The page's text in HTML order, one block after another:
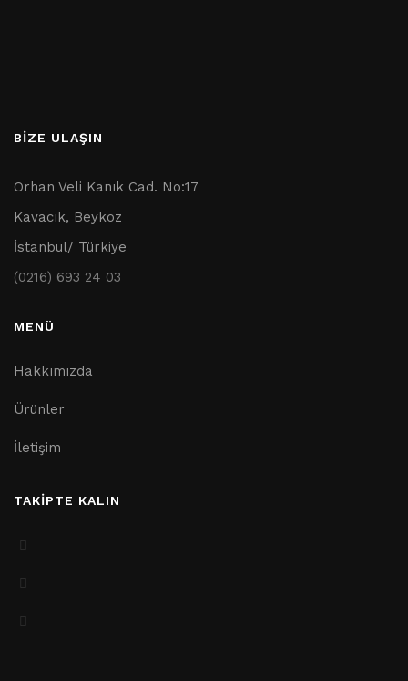
BİZE ULAŞIN
Orhan Veli Kanık Cad. No:17
Kavacık, Beykoz
İstanbul/ Türkiye
(0216) 693 24 03
MENÜ
Hakkımızda
Ürünler
İletişim
TAKİPTE KALIN